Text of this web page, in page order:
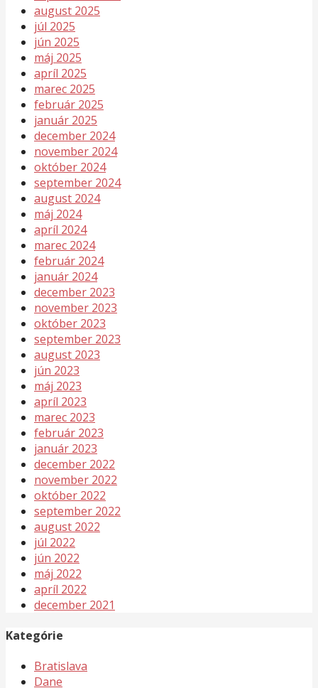
august 2025
júl 2025
jún 2025
máj 2025
apríl 2025
marec 2025
február 2025
január 2025
december 2024
november 2024
október 2024
september 2024
august 2024
máj 2024
apríl 2024
marec 2024
február 2024
január 2024
december 2023
november 2023
október 2023
september 2023
august 2023
jún 2023
máj 2023
apríl 2023
marec 2023
február 2023
január 2023
december 2022
november 2022
október 2022
september 2022
august 2022
júl 2022
jún 2022
máj 2022
apríl 2022
december 2021
Kategórie
Bratislava
Dane